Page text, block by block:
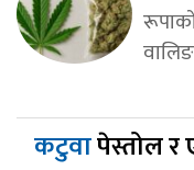
कटुवापेस्तोल